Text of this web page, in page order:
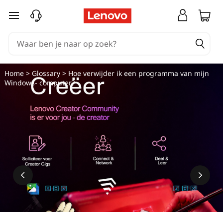
Ga naar de hoofdinhoud
Home> Glossary> Hoe verwijder ik een programma van mijn
Windows- computer?